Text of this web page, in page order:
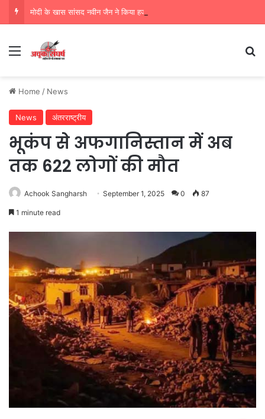
Menu
Home / News
News अंतरराष्ट्रीय
भूकंप से अफगानिस्तान में अब
तक 622 लोगों की मौत
Achook Sangharsh September 1, 2025 0 87
1 minute read